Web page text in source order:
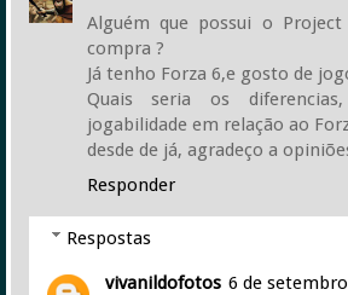
Alguém que possui o
compra ?
Já tenho Forza 6,e gosto de
Quais seria os
jogabilidade em relação ao
desde de já, agradeço a
Responder
Respostas
vivanildofotos 6 de